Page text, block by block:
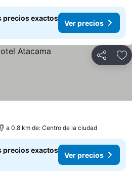
precios exactos
Ver precios
Compartir
a 0.8 km de: Centro de la ciudad
precios exactos
Ver precios